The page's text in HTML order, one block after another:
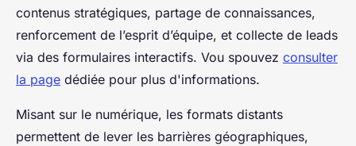
contenus stratégiques, partage de connaissances,
renforcement de l’esprit d’équipe, et collecte de leads
via des formulaires interactifs. Vou spouvez consulter
la page dédiée pour plus d'informations.
Misant sur le numérique, les formats distants
permettent de lever les barrières géographiques,